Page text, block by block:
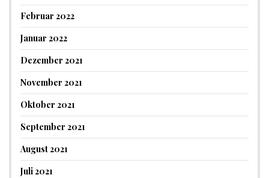
Februar 2022
Januar 2022
Dezember 2021
November 2021
Oktober 2021
September 2021
August 2021
Juli 2021